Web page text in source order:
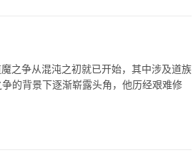
之争从混沌之初就已开始，其中涉及道族
的背景下逐渐崭露头角，他历经艰难修